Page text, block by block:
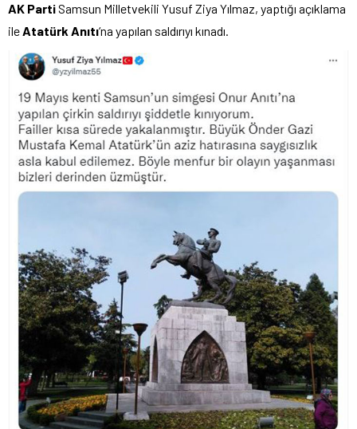
AK PartiSamsun Milletvekili Yusuf Ziya Yılmaz, yaptığı açıklama
ileAtatürk Anıtı‘na yapılan saldırıyı kınadı.